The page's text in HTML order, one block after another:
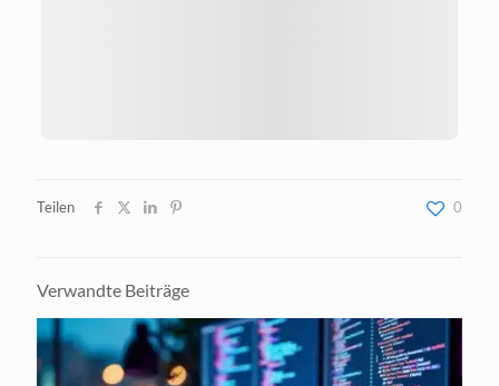
Teilen 0
Verwandte Beiträge